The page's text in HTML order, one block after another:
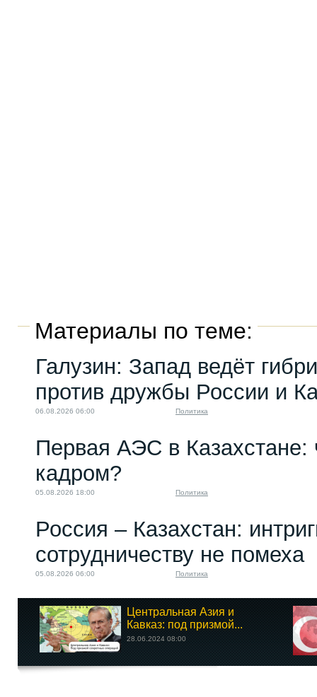
Материалы по теме:
Галузин: Запад ведёт
против дружбы России и
06.08.2026 06:00 Политика
Первая АЭС в Казахстане:
кадром?
05.08.2026 18:00 Политика
Россия – Казахстан:
сотрудничеству не помеха
05.08.2026 06:00 Политика
Центральная Азия и
Кавказ: под призмой...
28.06.2024 08:00